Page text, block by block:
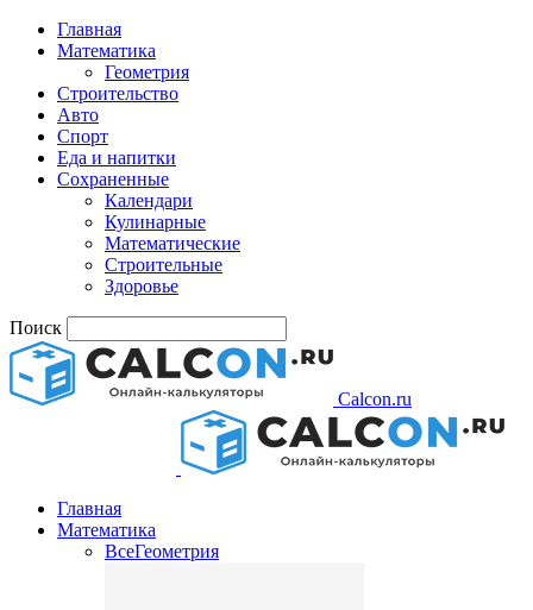
Главная
Математика
Геометрия
Строительство
Авто
Спорт
Еда и напитки
Сохраненные
Календари
Кулинарные
Математические
Строительные
Здоровье
Поиск
Calcon.ru
Главная
Математика
ВсеГеометрия